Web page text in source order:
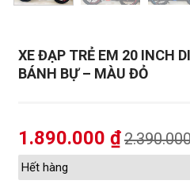
XE ĐẠP TRẺ EM 20 INCH
BÁNH BỰ – MÀU ĐỎ
1.890.000 ₫
Hết hàng